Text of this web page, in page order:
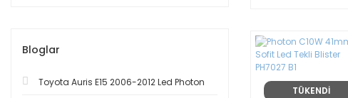
Bloglar
Toyota Auris E15 2006-2012 Led Photon
TÜKENDİ